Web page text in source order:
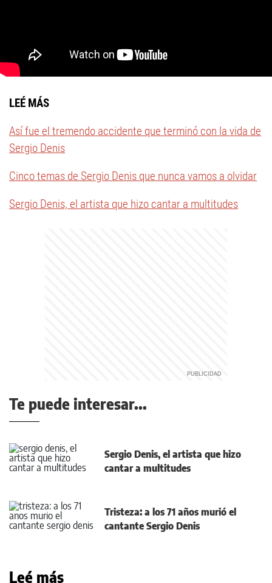
LEÉ MÁS
Así fue el tremendo accidente que terminó con la vida de
Sergio Denis
Cinco temas de Sergio Denis que nunca vamos a olvidar
Sergio Denis, el artista que hizo cantar a multitudes
Te puede interesar...
Sergio Denis, el artista que hizo
cantar a multitudes
Tristeza: a los 71 años murió el
cantante Sergio Denis
Leé más